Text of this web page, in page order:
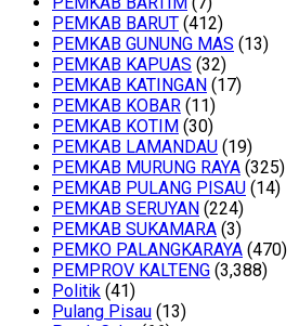
PEMKAB BARUT (412)
PEMKAB GUNUNG MAS (13)
PEMKAB KAPUAS (32)
PEMKAB KATINGAN (17)
PEMKAB KOBAR (11)
PEMKAB KOTIM (30)
PEMKAB LAMANDAU (19)
PEMKAB MURUNG RAYA (325)
PEMKAB PULANG PISAU (14)
PEMKAB SERUYAN (224)
PEMKAB SUKAMARA (3)
PEMKO PALANGKARAYA (470)
PEMPROV KALTENG (3,388)
Politik (41)
Pulang Pisau (13)